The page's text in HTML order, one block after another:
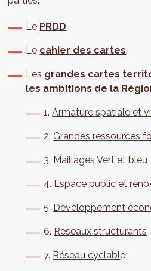
Le PRDD
Le cahier des cartes
Les grandes cartes
les ambitions de la
1.Armature spatiale et
2. Grandes ressources
3. Maillages Vert et bleu
4. Espace public et
5. Développement
6. Réseaux structurants
7. Réseau cyclable